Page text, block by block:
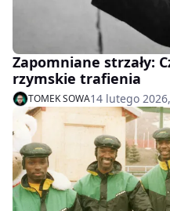
Zapomniane strzały:
rzymskie trafienia
TOMEK SOWA14 lutego